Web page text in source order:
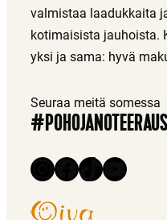
valmistaa laadukkaita
kotimaisista jauhoista.
yksi ja sama: hyvä
Seuraa meitä somessa
#POHOJANOTEERAUS
Instagram
Facebook
TikTokYouTube